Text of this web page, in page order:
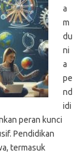
a
m
du
ni
a
pe
nd
idi
peran kunci
Pendidikan
termasuk